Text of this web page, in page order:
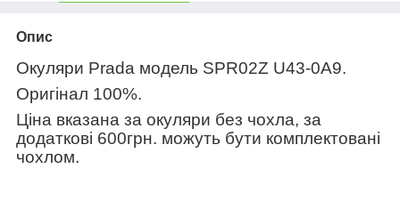
Опис
Окуляри Prada модель SPR02Z U43-0A9.
Оригінал 100%.
Ціна вказана за окуляри без чохла, за
додаткові 600грн. можуть бути комплектовані
чохлом.